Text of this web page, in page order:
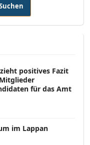
positives Fazit
für das Amt
im Lappan